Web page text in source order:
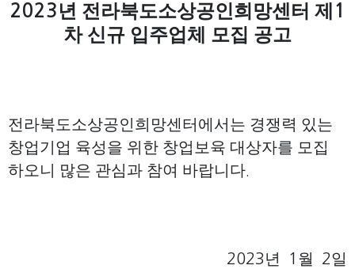
2023 년 전라북도소상공인희망센터 제 1
차 신규 입주업체 모집 공고
전라북도소상공인희망센터에서는 경쟁력 있는
창업기업 육성을 위한 창업보육 대상자를 모집
하오니 많은 관심과 참여 바랍니다
2023 년 1 월 2일